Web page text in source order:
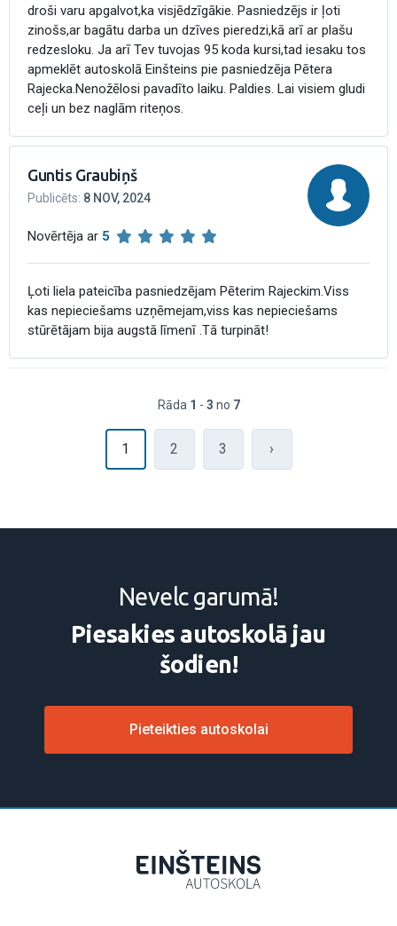
droši varu apgalvot,ka visjēdzīgākie. Pasniedzējs ir ļoti
zinošs,ar bagātu darba un dzīves pieredzi,kā arī ar plašu
redzesloku. Ja arī Tev tuvojas 95 koda kursi,tad iesaku tos
apmeklēt autoskolā Einšteins pie pasniedzēja Pētera
Rajecka.Nenožēlosi pavadīto laiku. Paldies. Lai visiem gludi
ceļi un bez naglām riteņos.
Guntis Graubiņš
Publicēts: 8 NOV, 2024
Novērtēja ar 5
Ļoti liela pateicība pasniedzējam Pēterim Rajeckim.Viss
kas nepieciešams uzņēmejam,viss kas nepieciešams
stūrētājam bija augstā līmenī .Tā turpināt!
Rāda 1 - 3 no 7
1
(current)
2 3 ›
Next
Nevelc garumā!
Piesakies autoskolā jau
šodien!
Pieteikties autoskolai